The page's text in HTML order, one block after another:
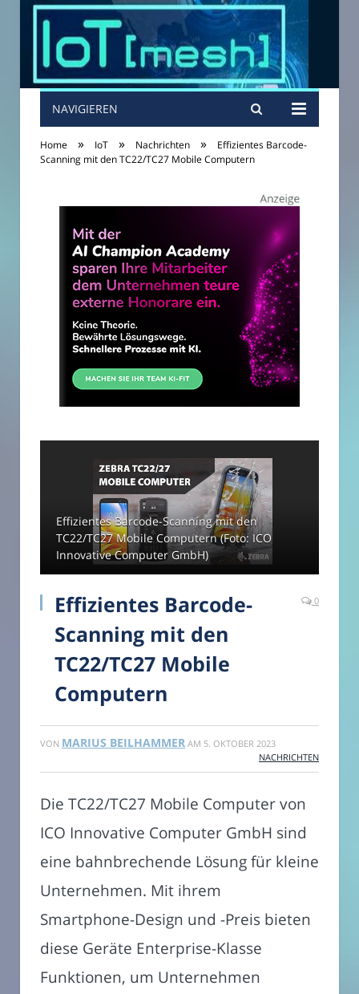
NAVIGIEREN
Home » IoT » Nachrichten »
Effizientes Barcode-
Scanning mit den TC22/TC27 Mobile Computern
Effizientes Barcode-Scanning mit den
TC22/TC27 Mobile Computern (Foto: ICO
Innovative Computer GmbH)
Effizientes Barcode-
Scanning mit den
TC22/TC27 Mobile
Computern
0
VON MARIUS BEILHAMMER AM 5. OKTOBER 2023
NACHRICHTEN
Die TC22/TC27 Mobile Computer von
ICO Innovative Computer GmbH sind
eine bahnbrechende Lösung für kleine
Unternehmen. Mit ihrem
Smartphone-Design und -Preis bieten
diese Geräte Enterprise-Klasse
Funktionen, um Unternehmen